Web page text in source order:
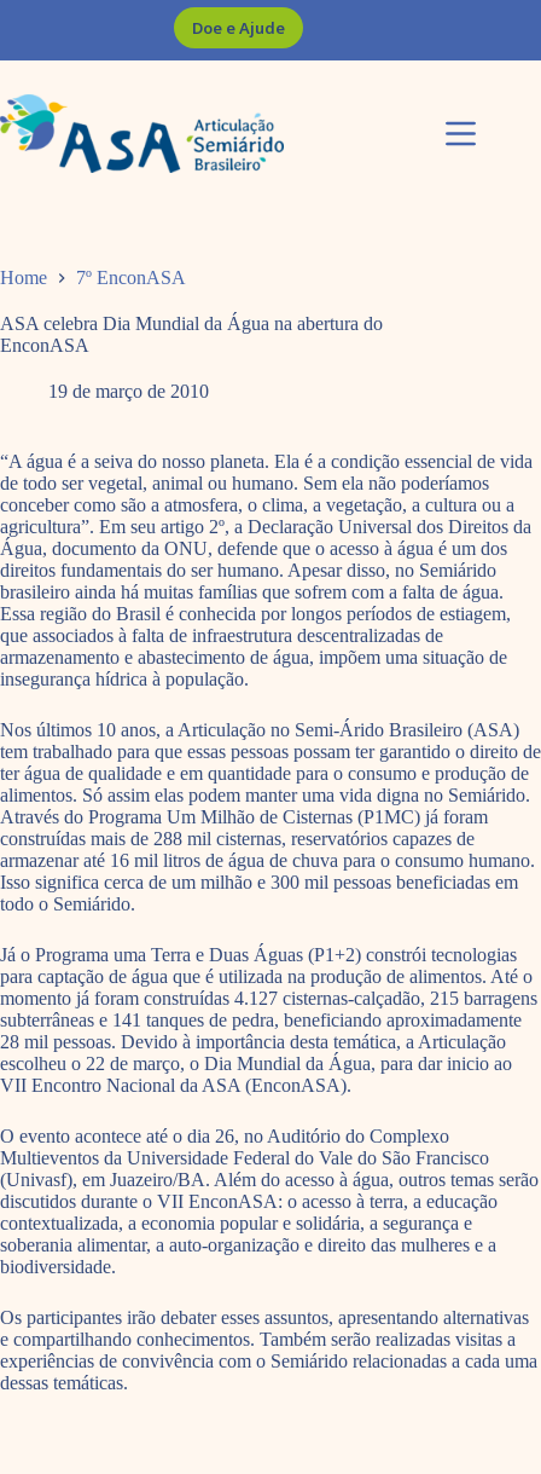
Doe e Ajude
Home 7º EnconASA
ASA celebra Dia Mundial da Água na abertura do
EnconASA
19 de março de 2010
“A água é a seiva do nosso planeta. Ela é a condição essencial de vida
de todo ser vegetal, animal ou humano. Sem ela não poderíamos
conceber como são a atmosfera, o clima, a vegetação, a cultura ou a
agricultura”. Em seu artigo 2º, a Declaração Universal dos Direitos da
Água, documento da ONU, defende que o acesso à água é um dos
direitos fundamentais do ser humano. Apesar disso, no Semiárido
brasileiro ainda há muitas famílias que sofrem com a falta de água.
Essa região do Brasil é conhecida por longos períodos de estiagem,
que associados à falta de infraestrutura descentralizadas de
armazenamento e abastecimento de água, impõem uma situação de
insegurança hídrica à população.
Nos últimos 10 anos, a Articulação no Semi-Árido Brasileiro (ASA)
tem trabalhado para que essas pessoas possam ter garantido o direito de
ter água de qualidade e em quantidade para o consumo e produção de
alimentos. Só assim elas podem manter uma vida digna no Semiárido.
Através do Programa Um Milhão de Cisternas (P1MC) já foram
construídas mais de 288 mil cisternas, reservatórios capazes de
armazenar até 16 mil litros de água de chuva para o consumo humano.
Isso significa cerca de um milhão e 300 mil pessoas beneficiadas em
todo o Semiárido.
Já o Programa uma Terra e Duas Águas (P1+2) constrói tecnologias
para captação de água que é utilizada na produção de alimentos. Até o
momento já foram construídas 4.127 cisternas-calçadão, 215 barragens
subterrâneas e 141 tanques de pedra, beneficiando aproximadamente
28 mil pessoas. Devido à importância desta temática, a Articulação
escolheu o 22 de março, o Dia Mundial da Água, para dar inicio ao
VII Encontro Nacional da ASA (EnconASA).
O evento acontece até o dia 26, no Auditório do Complexo
Multieventos da Universidade Federal do Vale do São Francisco
(Univasf), em Juazeiro/BA. Além do acesso à água, outros temas serão
discutidos durante o VII EnconASA: o acesso à terra, a educação
contextualizada, a economia popular e solidária, a segurança e
soberania alimentar, a auto-organização e direito das mulheres e a
biodiversidade.
Os participantes irão debater esses assuntos, apresentando alternativas
e compartilhando conhecimentos. Também serão realizadas visitas a
experiências de convivência com o Semiárido relacionadas a cada uma
dessas temáticas.